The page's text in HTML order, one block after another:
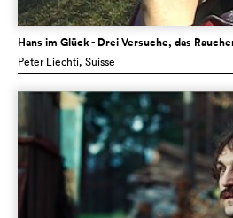
Hans im Glück - Drei Versuche, das
Peter Liechti, Suisse